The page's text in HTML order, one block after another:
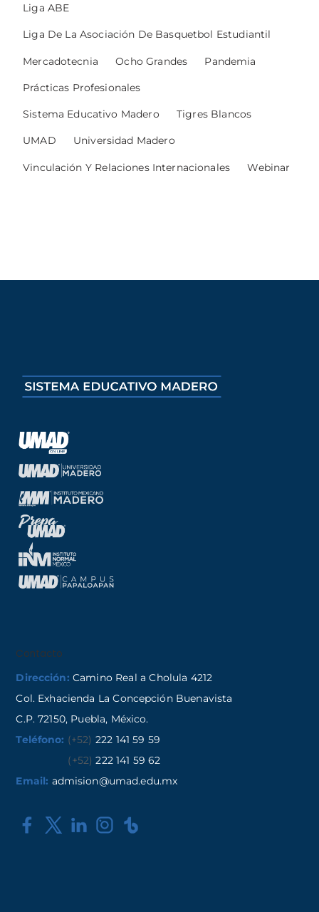
Liga ABE
Liga De La Asociación De Basquetbol Estudiantil
Mercadotecnia Ocho Grandes Pandemia
Prácticas Profesionales
Sistema Educativo Madero Tigres Blancos
UMAD Universidad Madero
Vinculación Y Relaciones Internacionales Webinar
Contacto
Dirección: Camino Real a Cholula 4212
Col. Exhacienda La Concepción Buenavista
C.P. 72150, Puebla, México.
Teléfono: (+52) 222 141 59 59
(+52) 222 141 59 62
Email: admision@umad.edu.mx